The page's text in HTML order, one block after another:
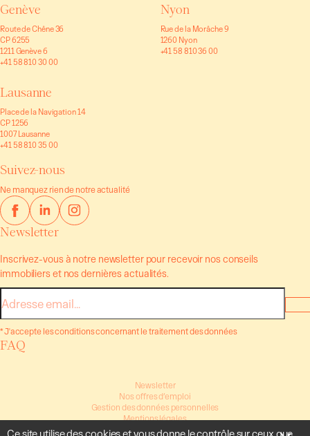
Genève
Route de Chêne 36
CP 6255
1211 Genève 6
+41 58 810 30 00
Nyon
Rue de la Morâche 9
1260 Nyon
+41 58 810 36 00
Lausanne
Place de la Navigation 14
CP 1256
1007 Lausanne
+41 58 810 35 00
Suivez-nous
Ne manquez rien de notre actualité
Newsletter
Inscrivez-vous à notre newsletter pour recevoir nos conseils
immobiliers et nos dernières actualités.
E-
mail
* J'accepte les conditions concernant le traitement des données
FAQ
Newsletter
Nos offres d’emploi
Gestion des données personnelles
Mentions légales